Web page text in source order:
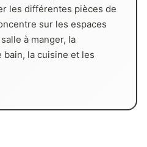
les différentes pièces de
sur les espaces
à manger, la
bain, la cuisine et les